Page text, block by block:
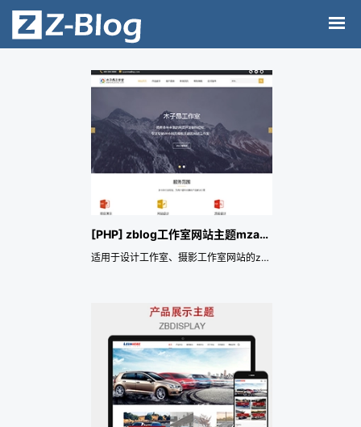
[PHP] zblog工作室网站主题mzastudio
适用于设计工作室、摄影工作室网站的zblog模板